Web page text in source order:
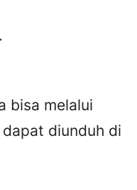
bisa melalui
diunduh di